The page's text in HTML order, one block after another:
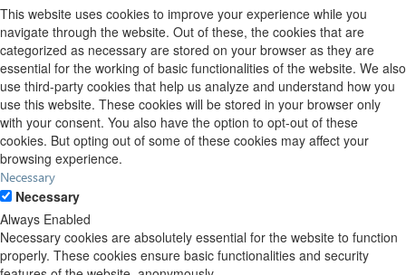
This website uses cookies to improve your experience while you
navigate through the website. Out of these, the cookies that are
categorized as necessary are stored on your browser as they are
essential for the working of basic functionalities of the website. We also
use third-party cookies that help us analyze and understand how you
use this website. These cookies will be stored in your browser only
with your consent. You also have the option to opt-out of these
cookies. But opting out of some of these cookies may affect your
browsing experience.
Necessary
Necessary
Always Enabled
Necessary cookies are absolutely essential for the website to function
properly. These cookies ensure basic functionalities and security